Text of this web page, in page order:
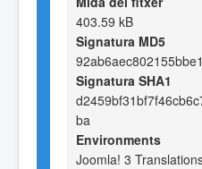
403.59 kB
Signatura MD5
Signatura SHA1
ba
Environments
Joomla! 3